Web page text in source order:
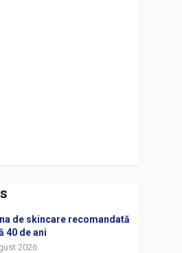
de skincare recomandată
40 de ani
2026